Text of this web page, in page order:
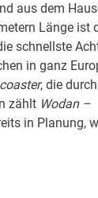
aus dem
Länge ist
schnellste
in ganz
, die
zählt Wodan –
in Planung,